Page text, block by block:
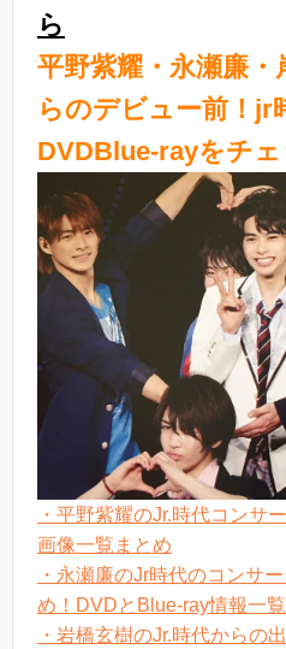
ら
平野紫耀・永瀬廉・
らのデビュー前！jr
DVDBlue-rayをチェ
・平野紫耀のJr.時代コンサ
画像一覧まとめ
・永瀬廉のJr時代のコンサ
め！DVDとBlue-ray情報一覧
・岩橋玄樹のJr.時代からの